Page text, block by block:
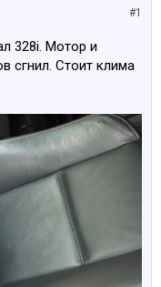
#1
328i. Мотор и
сгнил. Стоит клима